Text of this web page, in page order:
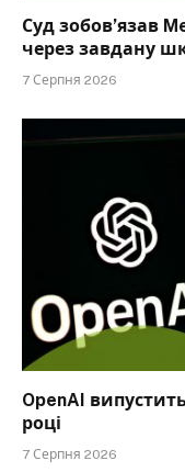
Суд зобов’язав
через завдану
7 Серпня 2026
OpenAI
році
7 Серпня 2026